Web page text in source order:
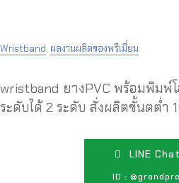
Wristband, ผลงานผลิตของพรีเมี่ยม
wristband ยางPVC พร้อมพิมพ์
ระดับได้ 2 ระดับ สั่งผลิตขั้นตต่ำ
LINE Chat
ID :